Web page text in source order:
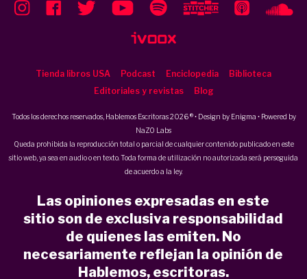
Tienda libros USA Podcast Enciclopedia
Biblioteca
Editoriales y revistas
Blog
Todos los derechos reservados, Hablemos Escritoras 2026 ® • Design by Enigma • Powered by
NaZO Labs
Queda prohibida la reproducción total o parcial de cualquier contenido publicado en este
sitio web, ya sea en audio o en texto. Toda forma de utilización no autorizada será perseguida
de acuerdo a la ley.
Las opiniones expresadas en este
sitio son de exclusiva responsabilidad
de quienes las emiten. No
necesariamente reflejan la opinión de
Hablemos, escritoras.